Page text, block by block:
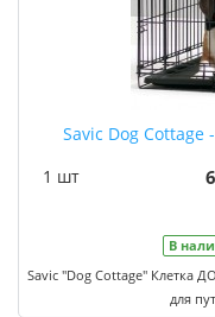
Savic Dog Cottage
1 шт
В
Savic "Dog Cottage" Клетка
для